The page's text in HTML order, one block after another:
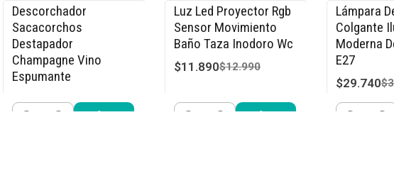
-15% OFF
Descorchador
Sacacorchos
Destapador
Champagne Vino
Espumante
$21.240$24.990
-8% OFF
Luz Led Proyector Rgb
Sensor Movimiento
Baño Taza Inodoro Wc
$11.890$12.990
-15% OFF
Lámpara
Colgante
Moderna
E27
$29.740